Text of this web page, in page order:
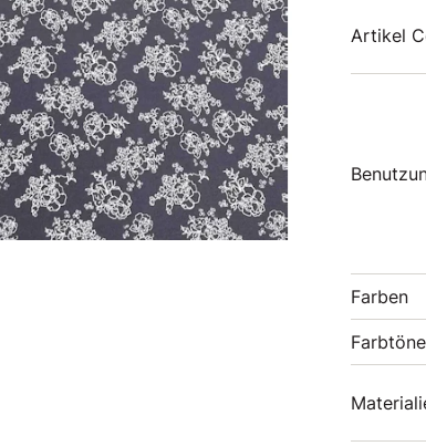
Artikel
Farben
Farbtöne